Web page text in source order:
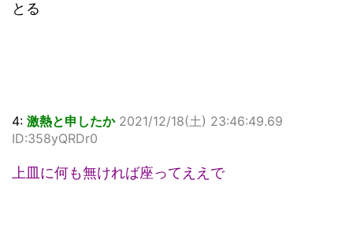
とる
4: 激熱と申したか 2021/12/18(土) 23:46:49.69
ID:358yQRDr0
上皿に何も無ければ座ってええで